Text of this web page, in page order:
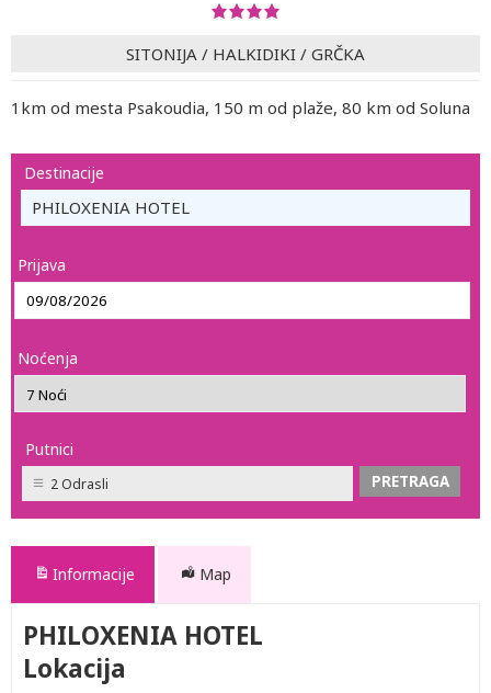
SITONIJA / HALKIDIKI / GRČKA
1km od mesta Psakoudia, 150 m od plaže, 80 km od Soluna
Destinacije
PHILOXENIA HOTEL
Prijava
Noćenja
Putnici
2 Odrasli
Informacije Map
PHILOXENIA HOTEL
Lokacija